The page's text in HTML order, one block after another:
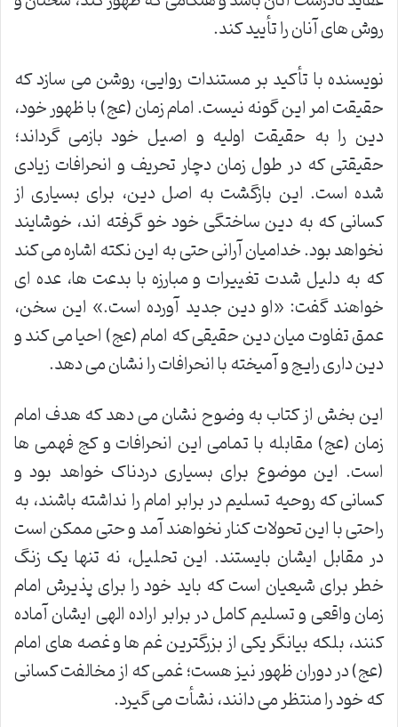
روش های آنان را تأیید کند.
نویسنده با تأکید بر مستندات روایی، روشن می سازد که
حقیقت امر این گونه نیست. امام زمان (عج) با ظهور خود،
دین را به حقیقت اولیه و اصیل خود بازمی گرداند؛
حقیقتی که در طول زمان دچار تحریف و انحرافات زیادی
شده است. این بازگشت به اصل دین، برای بسیاری از
کسانی که به دین ساختگی خود خو گرفته اند، خوشایند
نخواهد بود. خدامیان آرانی حتی به این نکته اشاره می کند
که به دلیل شدت تغییرات و مبارزه با بدعت ها، عده ای
خواهند گفت: «او دین جدید آورده است.» این سخن،
عمق تفاوت میان دین حقیقی که امام (عج) احیا می کند و
دین داری رایج و آمیخته با انحرافات را نشان می دهد.
این بخش از کتاب به وضوح نشان می دهد که هدف امام
زمان (عج) مقابله با تمامی این انحرافات و کج فهمی ها
است. این موضوع برای بسیاری دردناک خواهد بود و
کسانی که روحیه تسلیم در برابر امام را نداشته باشند، به
راحتی با این تحولات کنار نخواهند آمد و حتی ممکن است
در مقابل ایشان بایستند. این تحلیل، نه تنها یک زنگ
خطر برای شیعیان است که باید خود را برای پذیرش امام
زمان واقعی و تسلیم کامل در برابر اراده الهی ایشان آماده
کنند، بلکه بیانگر یکی از بزرگترین غم ها و غصه های امام
(عج) در دوران ظهور نیز هست؛ غمی که از مخالفت کسانی
که خود را منتظر می دانند، نشأت می گیرد.